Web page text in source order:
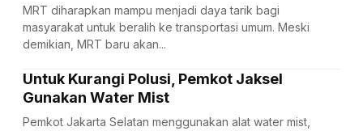
MRT diharapkan mampu menjadi daya tarik bagi
masyarakat untuk beralih ke transportasi umum. Meski
demikian, MRT baru akan...
Untuk Kurangi Polusi, Pemkot Jaksel
Gunakan Water Mist
Pemkot Jakarta Selatan menggunakan alat water mist,